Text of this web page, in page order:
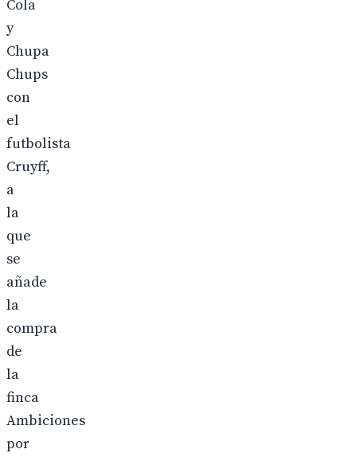
Cola
y
Chupa
Chups
con
el
futbolista
Cruyff,
a
la
que
se
añade
la
compra
de
la
finca
Ambiciones
por